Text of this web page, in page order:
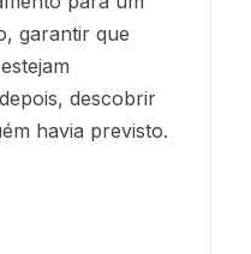
garantir que
descobrir
havia previsto.